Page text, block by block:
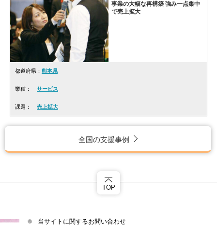
事業の大幅な再構築 強み一点集中
で売上拡大
都道府県： 熊本県
業種： サービス
課題： 売上拡大
全国の支援事例
当サイトに関するお問い合わせ
TOP